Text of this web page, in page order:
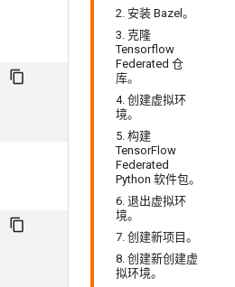
2. 安装 Bazel。
3. 克隆
Tensorflow
Federated 仓
库。
4. 创建虚拟环
境。
5. 构建
TensorFlow
Federated
Python 软件包。
6. 退出虚拟环
境。
7. 创建新项目。
8. 创建新创建虚
拟环境。